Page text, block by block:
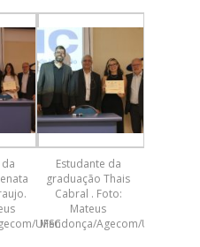
UFSC
Estudante da
graduação Thais
Cabral . Foto:
Mateus
Mendonça/Agecom/UFSC